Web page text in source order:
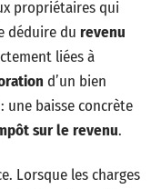
propriétaires qui
déduire du revenu
liées à
d’un bien
une baisse concrète
sur le revenu.
Lorsque les charges